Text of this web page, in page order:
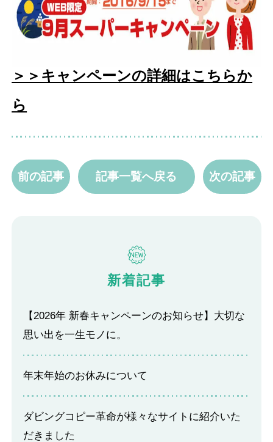
＞＞キャンペーンの詳細はこちらか
ら
前の記事 記事一覧へ戻る 次の記事
新着記事
【2026年 新春キャンペーンのお知らせ】大切な
思い出を一生モノに。
年末年始のお休みについて
ダビングコピー革命が様々なサイトに紹介いた
だきました